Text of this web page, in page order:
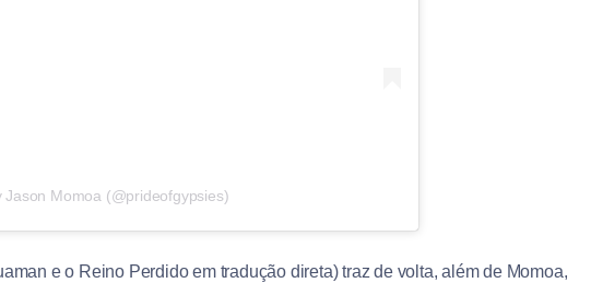
Jason Momoa (@prideofgypsies)
e o Reino Perdido em tradução direta) traz de volta, além de Momoa,